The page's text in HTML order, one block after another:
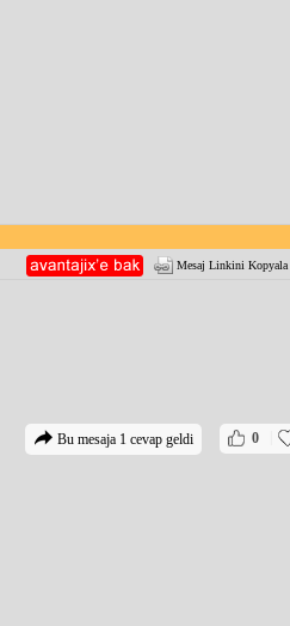
Mesaj Linkini Kopyala
0
Bu mesaja 1 cevap geldi